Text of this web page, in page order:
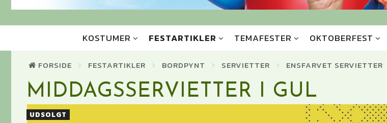
KOSTUMER FESTARTIKLER TEMAFESTER OKTOBERFEST
FORSIDE FESTARTIKLER BORDPYNT SERVIETTER ENSFARVET SERVIETTER
MIDDAGSSERVIETTER I GUL
UDSOLGT